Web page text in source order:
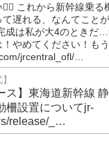
これから新幹線乗る
遅れる、なんてこと
成は私が大4のときだ
やめてください！も
jrcentral_ofl/…
ス】東海道新幹線
柵設置についてjr-
release/_…